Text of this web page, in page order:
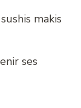
makis
ses